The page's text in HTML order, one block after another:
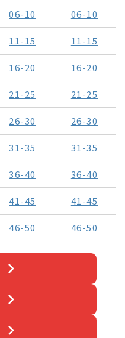
06-10 06-10
11-15 11-15
16-20 16-20
21-25 21-25
26-30 26-30
31-35 31-35
36-40 36-40
41-45 41-45
46-50 46-50